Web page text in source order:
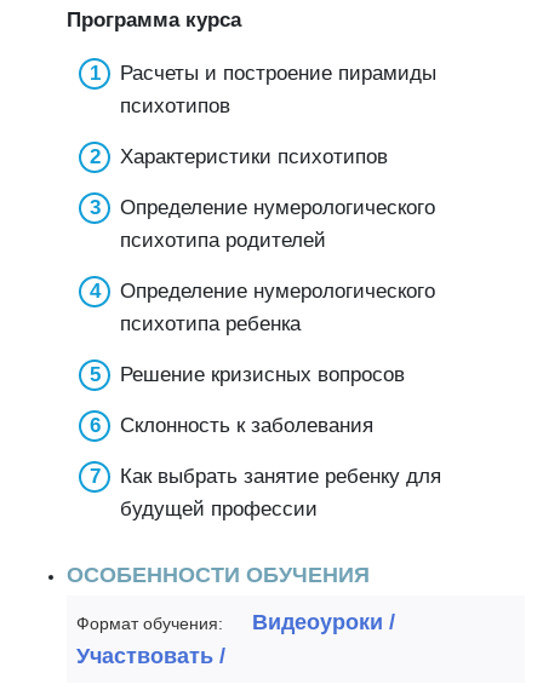
Программа курса
Расчеты и построение пирамиды
психотипов
Характеристики психотипов
Определение нумерологического
психотипа родителей
Определение нумерологического
психотипа ребенка
Решение кризисных вопросов
Склонность к заболевания
Как выбрать занятие ребенку для
будущей профессии
ОСОБЕННОСТИ ОБУЧЕНИЯ
Формат обучения:
Видеоуроки /
Участвовать /